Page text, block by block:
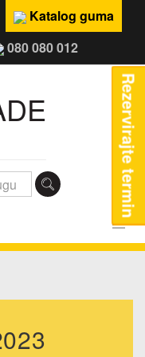
Katalog guma
080 080 012
Rezervirajte termin